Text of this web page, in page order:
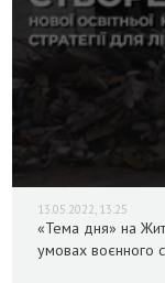
13.05.2022, 13:25
«Тема дня» на
умовах воєнного